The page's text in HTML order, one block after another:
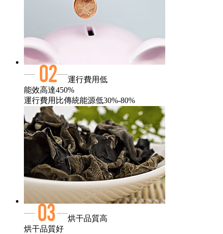
運行費用低
能效高達450%
運行費用比傳統能源低30%-80%
烘干品質高
烘干品質好